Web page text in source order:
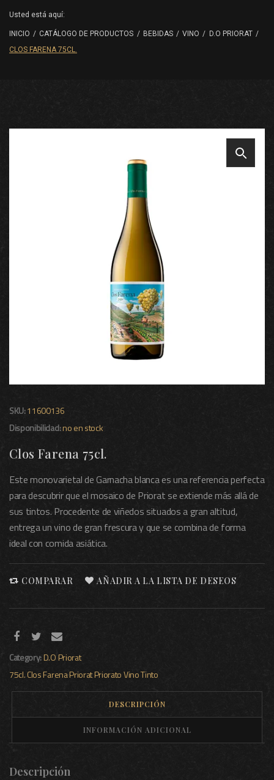
Usted está aquí:
INICIO / CATÁLOGO DE PRODUCTOS / BEBIDAS / VINO / D.O PRIORAT /
CLOS FARENA 75CL.
SKU:11600136
Disponibilidad:no en stock
Clos Farena 75cl.
Este monovarietal de Garnacha blanca es una referencia perfecta
para descubrir que el mosaico de Priorat se extiende más allá de
sus tintos. Procedente de viñedos situados a gran altitud,
entrega un vino de gran frescura y que se combina de forma
ideal con comida asiática.
COMPARAR AÑADIR A LA LISTA DE DESEOS
Category:D.O Priorat
75cl.Clos FarenaPrioratPrioratoVino Tinto
DESCRIPCIÓN
INFORMACIÓN ADICIONAL
Descripción